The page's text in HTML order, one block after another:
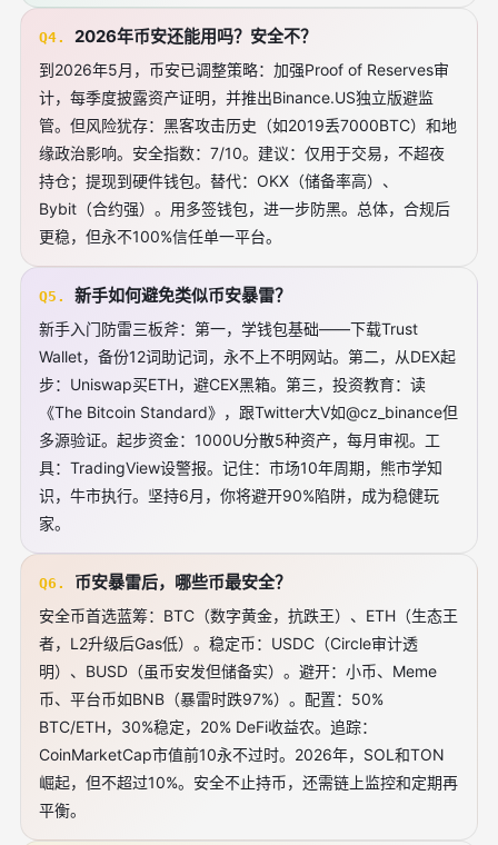
Q4. 2026年币安还能用吗？安全不？
到2026年5月，币安已调整策略：加强Proof of Reserves审
计，每季度披露资产证明，并推出Binance.US独立版避监
管。但风险犹存：黑客攻击历史（如2019丢7000BTC）和地
缘政治影响。安全指数：7/10。建议：仅用于交易，不超夜
持仓；提现到硬件钱包。替代：OKX（储备率高）、
Bybit（合约强）。用多签钱包，进一步防黑。总体，合规后
更稳，但永不100%信任单一平台。
Q5. 新手如何避免类似币安暴雷？
新手入门防雷三板斧：第一，学钱包基础——下载Trust
Wallet，备份12词助记词，永不上不明网站。第二，从DEX起
步：Uniswap买ETH，避CEX黑箱。第三，投资教育：读
《The Bitcoin Standard》，跟Twitter大V如@cz_binance但
多源验证。起步资金：1000U分散5种资产，每月审视。工
具：TradingView设警报。记住：市场10年周期，熊市学知
识，牛市执行。坚持6月，你将避开90%陷阱，成为稳健玩
家。
Q6. 币安暴雷后，哪些币最安全？
安全币首选蓝筹：BTC（数字黄金，抗跌王）、ETH（生态王
者，L2升级后Gas低）。稳定币：USDC（Circle审计透
明）、BUSD（虽币安发但储备实）。避开：小币、Meme
币、平台币如BNB（暴雷时跌97%）。配置：50%
BTC/ETH，30%稳定，20% DeFi收益农。追踪：
CoinMarketCap市值前10永不过时。2026年，SOL和TON
崛起，但不超过10%。安全不止持币，还需链上监控和定期再
平衡。